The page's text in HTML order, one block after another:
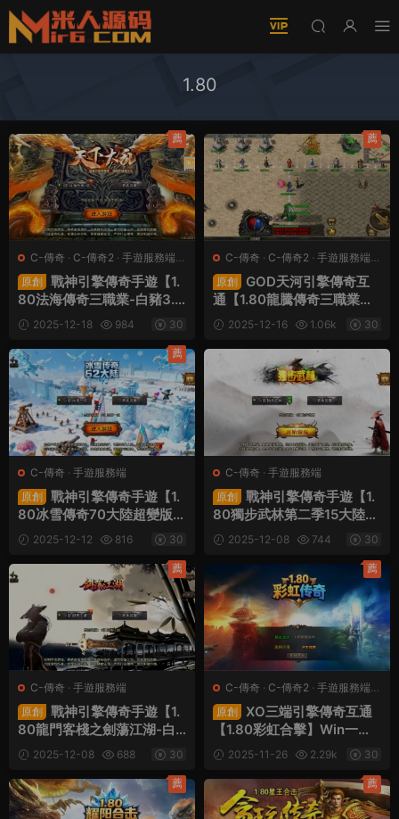
1.80
C-傳奇 · C-傳奇2 · 手遊服務端·
端遊服務端
原創
戰神引擎傳奇手遊【1.
80法海傳奇三職業-白豬3.
1】Win一鍵服務端+安卓蘋
果雙端+GM授權物品後台
+視頻架設教程
2025-12-18 984 30
薦
C-傳奇 · C-傳奇2 · 手遊服務端·
端遊服務端
原創
GOD天河引擎傳奇互
通【1.80龍騰傳奇三職業】
Win一鍵服務端+PC安卓蘋
果三端互通客戶端+視頻架
設教程
2025-12-16 1.06k 30
薦
C-傳奇 · 手遊服務端
原創
戰神引擎傳奇手遊【1.
80冰雪傳奇70大陸超變版-
白豬3.1】Win一鍵服務端
+安卓蘋果雙端+GM授權後
台+視頻架設教程
2025-12-12 816 30
薦
C-傳奇 · 手遊服務端
原創
戰神引擎傳奇手遊【1.
80獨步武林第二季15大陸-
白豬3.1】Win一鍵服務端
+安卓+GM授權後台+視頻
架設教程
2025-12-08 744 30
C-傳奇 · 手遊服務端
原創
戰神引擎傳奇手遊【1.
80龍門客棧之劍蕩江湖-白
豬3.1】Win一鍵服務端+安
卓蘋果雙端+GM授權物品後
台+視頻架設教程
2025-12-08 688 30
薦
C-傳奇 · C-傳奇2 · 手遊服務端·
端遊服務端
原創
XO三端引擎傳奇互通
【1.80彩虹合擊】Win一鍵
服務端+PC安卓蘋果三端
+加密工具+視頻架設教程
2025-11-26 2.29k 30
薦
薦 薦